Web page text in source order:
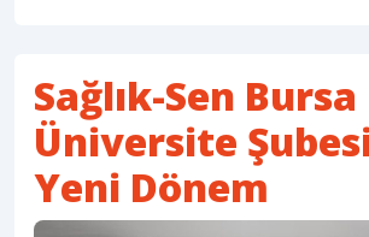
Sağlık-Sen Bursa
Üniversite
Yeni Dönem